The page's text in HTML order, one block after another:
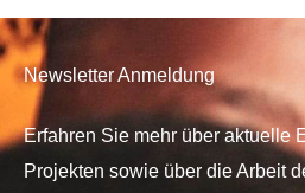
Newsletter Anmeldung
Erfahren Sie mehr über aktuelle
Projekten sowie über die Arbeit